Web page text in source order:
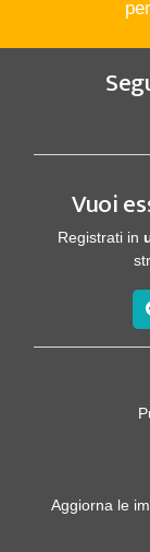
Vuoi
Registrati in
Aggiorna le